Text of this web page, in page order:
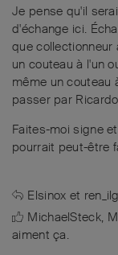
Je pense qu'il
d'échange ici.
que collectionneur
un couteau à l'un
même un couteau
passer par
Faites-moi signe
pourrait peut-être
Elsinox et
MichaelSteck,
aiment ça.